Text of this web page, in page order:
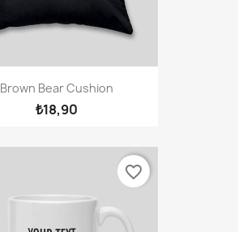
Brown Bear Cushion
₺18,90
favorite_border